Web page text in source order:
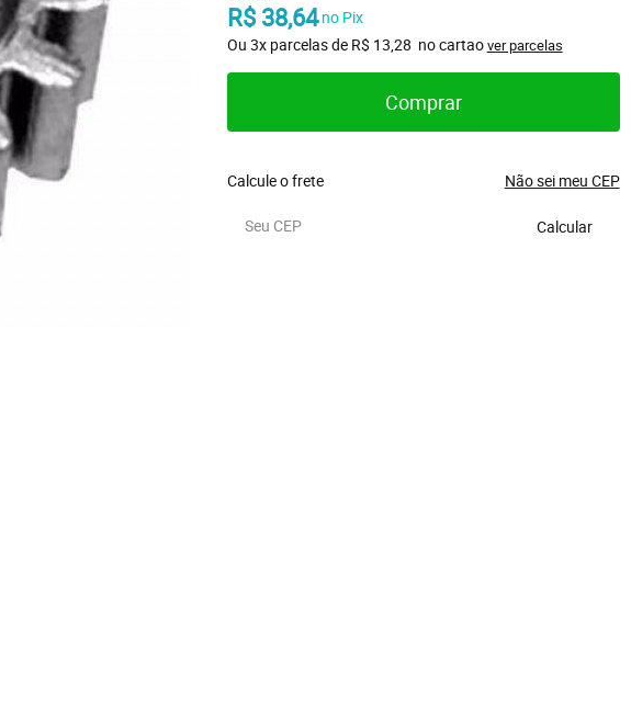
R$ 38,64 no Pix
Ou 3x parcelas de R$ 13,28 no cartaover parcelas
Comprar
Calcule o frete Não sei meu CEP
Calcular